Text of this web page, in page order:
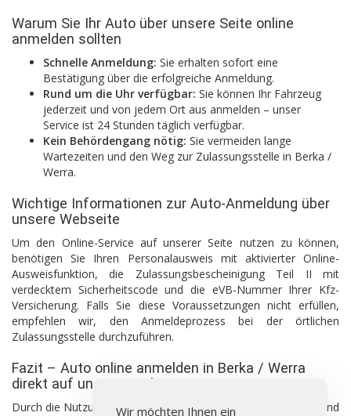
Warum Sie Ihr Auto über unsere Seite online
anmelden sollten
Schnelle Anmeldung: Sie erhalten sofort eine
Bestätigung über die erfolgreiche Anmeldung.
Rund um die Uhr verfügbar: Sie können Ihr Fahrzeug
jederzeit und von jedem Ort aus anmelden – unser
Service ist 24 Stunden täglich verfügbar.
Kein Behördengang nötig: Sie vermeiden lange
Wartezeiten und den Weg zur Zulassungsstelle in Berka /
Werra.
Wichtige Informationen zur Auto-Anmeldung über
unsere Webseite
Um den Online-Service auf unserer Seite nutzen zu können,
benötigen Sie Ihren Personalausweis mit aktivierter Online-
Ausweisfunktion, die Zulassungsbescheinigung Teil II mit
verdecktem Sicherheitscode und die eVB-Nummer Ihrer Kfz-
Versicherung. Falls Sie diese Voraussetzungen nicht erfüllen,
empfehlen wir, den Anmeldeprozess bei der örtlichen
Zulassungsstelle durchzuführen.
Fazit – Auto online anmelden in Berka / Werra
direkt auf unserer Webseite
Durch die Nutzung unserer Seite können Sie Ihr Auto schnell und
Wir möchten Ihnen ein